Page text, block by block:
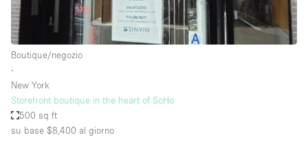
Boutique/negozio
∙
New York
Storefront boutique in the heart of SoHo
500 sq ft
su base $8,400 al giorno